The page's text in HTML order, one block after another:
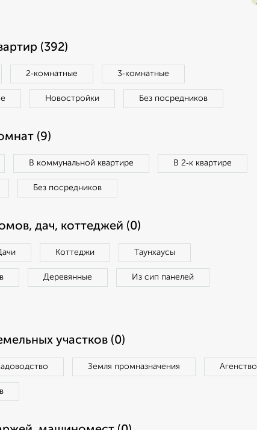
(392)
2‑комнатные 3‑комнатные
Новостройки Без посредников
(9)
В коммунальной квартире В 2‑к квартире
Без посредников
дач, коттеджей (0)
Коттеджи Таунхаусы
Деревянные Из сип панелей
участков (0)
Земля промназначения Агенство